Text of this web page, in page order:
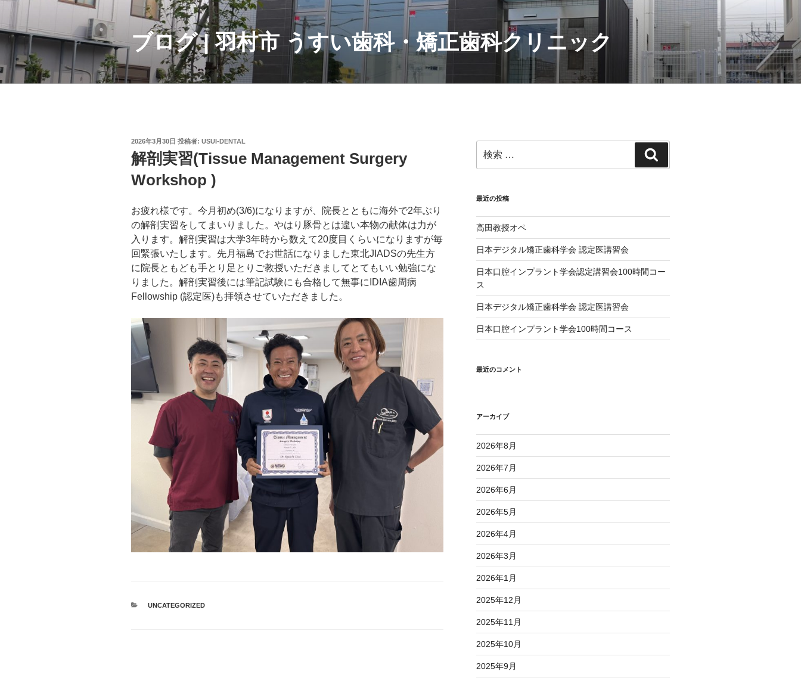
テ
ン
ツ
へ
ブログ | 羽村市 うすい歯科・矯正歯科クリニック
投
稿
日:
2026年3月30日 投稿者: USUI-DENTAL
解剖実習(Tissue Management Surgery
Workshop )
お疲れ様です。今月初め(3/6)になりますが、院長とともに海外で2年ぶり
の解剖実習をしてまいりました。やはり豚骨とは違い本物の献体は力が
入ります。解剖実習は大学3年時から数えて20度目くらいになりますが毎
回緊張いたします。先月福島でお世話になりました東北JIADSの先生方
に院長ともども手とり足とりご教授いただきましてとてもいい勉強にな
りました。解剖実習後には筆記試験にも合格して無事にIDIA歯周病
Fellowship (認定医)も拝領させていただきました。
カ
UNCATEGORIZED
索:
索
最近の投稿
高田教授オペ
日本デジタル矯正歯科学会 認定医講習会
日本口腔インプラント学会認定講習会100時間コー
ス
日本デジタル矯正歯科学会 認定医講習会
日本口腔インプラント学会100時間コース
最近のコメント
アーカイブ
2026年8月
2026年7月
2026年6月
2026年5月
2026年4月
2026年3月
2026年1月
2025年12月
2025年11月
2025年10月
2025年9月